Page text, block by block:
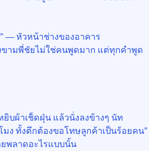
— หัวหน้าช่างของอาคาร
ขามพี่ชัยไม่ใช่คนพูดมาก แต่ทุกคำพูด
บผ้าเช็ดฝุ่น แล้วนั่งลงข้างๆ นัท
ง ทั้งตึกต้องขอโทษลูกค้าเป็นร้อยคน”
พลาดอะไรแบบนั้น